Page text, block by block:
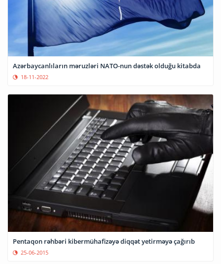
Azərbaycanlıların məruzləri NATO-nun dəstək olduğu kitabda
18-11-2022
Pentaqon rəhbəri kibermühafizəyə diqqət yetirməyə çağırıb
25-06-2015